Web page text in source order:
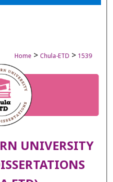
Home > Chula-ETD > 1539
UNIVERSITY